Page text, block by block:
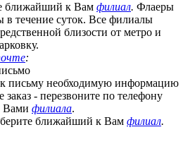
ближайший к Вам филиал. Флаеры
в течение суток. Все филиалы
близости от метро и
:
письму необходимую информацию
заказ - перезвоните по телефону
Вами филиала.
ближайший к Вам филиал.